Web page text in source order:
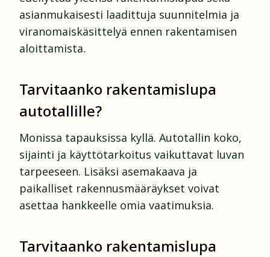
asianmukaisesti laadittuja suunnitelmia ja
viranomaiskäsittelyä ennen rakentamisen
aloittamista.
Tarvitaanko rakentamislupa
autotallille?
Monissa tapauksissa kyllä. Autotallin koko,
sijainti ja käyttötarkoitus vaikuttavat luvan
tarpeeseen. Lisäksi asemakaava ja
paikalliset rakennusmääräykset voivat
asettaa hankkeelle omia vaatimuksia.
Tarvitaanko rakentamislupa